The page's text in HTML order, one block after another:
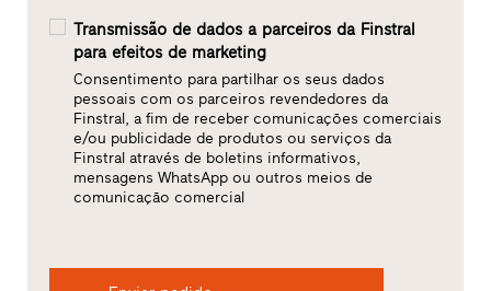
Transmissão de dados a parceiros da Finstral
para efeitos de marketing
Consentimento para partilhar os seus dados
pessoais com os parceiros revendedores da
Finstral, a fim de receber comunicações comerciais
e/ou publicidade de produtos ou serviços da
Finstral através de boletins informativos,
mensagens WhatsApp ou outros meios de
comunicação comercial